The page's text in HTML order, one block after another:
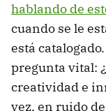
hablando de
cuando se le
está
pregunta vital:
creatividad e
vez, en ruido